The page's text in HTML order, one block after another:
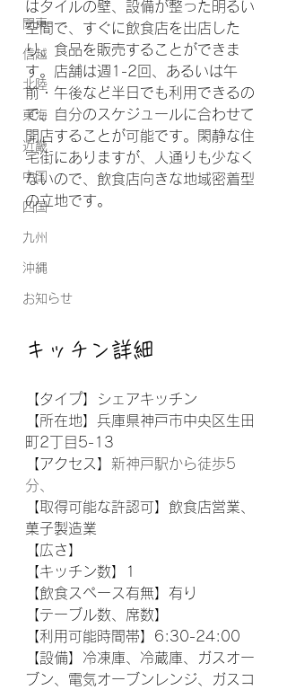
関東
信越
北陸
東海
近畿
中国
四国
九州
沖縄
お知らせ
はタイルの壁、設備が整った明るい
空間で、すぐに飲食店を出店した
り、食品を販売することができま
す。店舗は週1-2回、あるいは午
前・午後など半日でも利用できるの
で、自分のスケジュールに合わせて
開店することが可能です。閑静な住
宅街にありますが、人通りも少なく
ないので、飲食店向きな地域密着型
の立地です。
キッチン詳細
【タイプ】シェアキッチン
【所在地】兵庫県神戸市中央区生田
町2丁目5-13
【アクセス】 新神戸駅から徒歩5
分、
【取得可能な許認可】飲食店営業、
菓子製造業
【広さ】
【キッチン数】1
【飲食スペース有無】有り
【テーブル数、席数】
【利用可能時間帯】6:30-24:00
【設備】冷凍庫、冷蔵庫、ガスオー
ブン、電気オーブンレンジ、ガスコ